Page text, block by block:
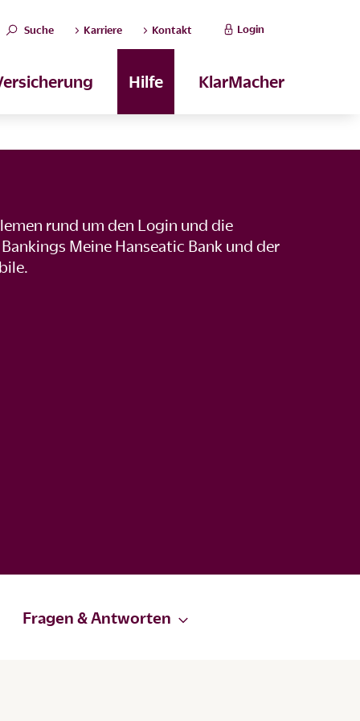
Suche Karriere Kontakt Login
Hilfe KlarMacher
rund um den Login und die
Meine Hanseatic Bank und der
Fragen & Antworten